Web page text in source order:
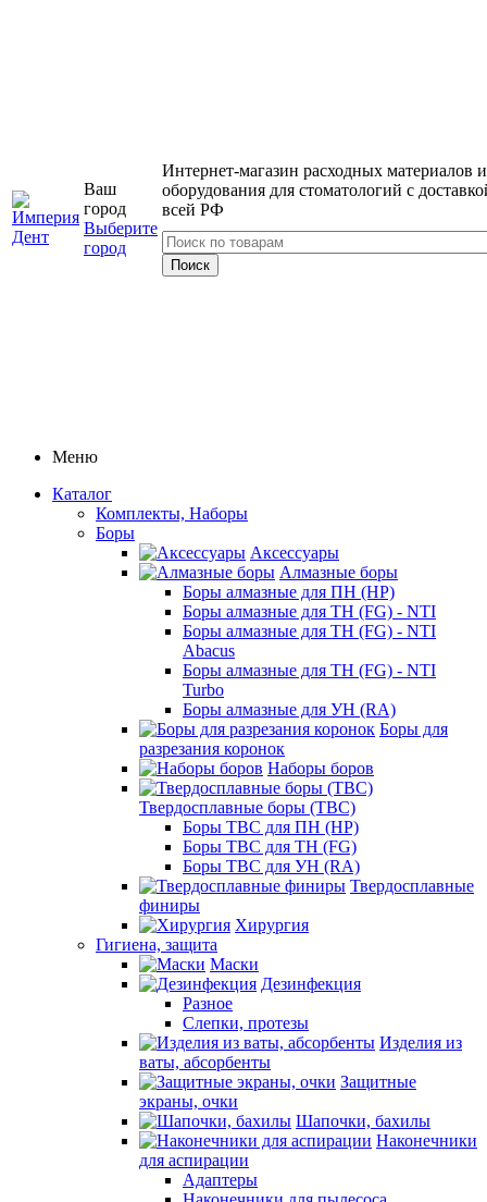
Ваш
город
Выберите
город
Интернет-магазин расходных материалов и
оборудования для стоматологий с
всей РФ
Меню
Каталог
Комплекты, Наборы
Боры
Аксессуары
Алмазные боры
Боры алмазные для ПН (HP)
Боры алмазные для ТН (FG) - NTI
Боры алмазные для ТН (FG) - NTI
Abacus
Боры алмазные для ТН (FG) - NTI
Turbo
Боры алмазные для УН (RA)
Боры для
разрезания коронок
Наборы боров
Твердосплавные боры (ТВС)
Боры ТВС для ПН (HP)
Боры ТВС для ТН (FG)
Боры ТВС для УН (RA)
Твердосплавные
финиры
Хирургия
Гигиена, защита
Маски
Дезинфекция
Разное
Слепки, протезы
Изделия из
ваты, абсорбенты
Защитные
экраны, очки
Шапочки, бахилы
Наконечники
для аспирации
Адаптеры